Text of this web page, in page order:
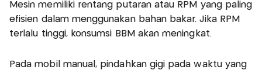
Mesin memiliki rentang putaran atau RPM yang paling
efisien dalam menggunakan bahan bakar. Jika RPM
terlalu tinggi, konsumsi BBM akan meningkat.
Pada mobil manual, pindahkan gigi pada waktu yang